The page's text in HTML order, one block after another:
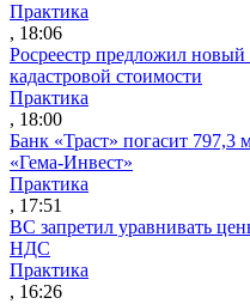
Практика
, 18:06
Росреестр предложил
кадастровой стоимости
Практика
, 18:00
Банк «Траст» погасит
«Гема-Инвест»
Практика
, 17:51
ВС запретил уравнивать
НДС
Практика
, 16:26